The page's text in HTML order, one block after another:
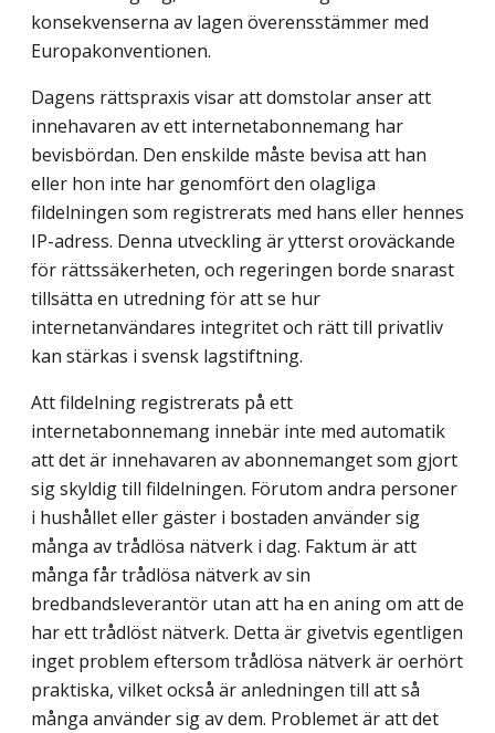
konsekvenserna av lagen överensstämmer med
Europakonventionen.
Dagens rättspraxis visar att domstolar anser att
innehavaren av ett internet­abonnemang har
bevisbördan. Den enskilde måste bevisa att han
eller hon inte har genomfört den olagliga
fildelningen som registrerats med hans eller hennes
IP-adress. Denna utveckling är ytterst oroväckande
för rättssäkerheten, och regeringen borde snarast
tillsätta en utredning för att se hur
internetanvändares integritet och rätt till privatliv
kan stärkas i svensk lagstiftning.
Att fildelning registrerats på ett
internetabonnemang innebär inte med automatik
att det är innehavaren av abonnemanget som gjort
sig skyldig till fildelningen. Förutom andra personer
i hushållet eller gäster i bostaden använder sig
många av trådlösa nätverk i dag. Faktum är att
många får trådlösa nätverk av sin
bredbandsleverantör utan att ha en aning om att de
har ett trådlöst nätverk. Detta är givetvis egentligen
inget problem eftersom trådlösa nätverk är oerhört
praktiska, vilket också är anledningen till att så
många använder sig av dem. Problemet är att det